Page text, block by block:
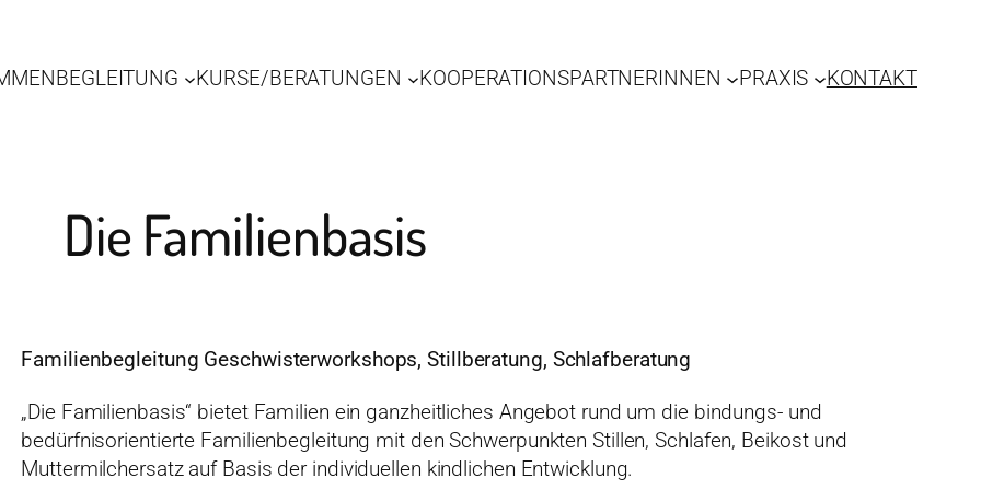
KURSE/BERATUNGEN KOOPERATIONSPARTNERINNEN PRAXIS KONTAKT
Die Familienbasis
Familienbegleitung Geschwisterworkshops, Stillberatung, Schlafberatung
„Die Familienbasis“ bietet Familien ein ganzheitliches Angebot rund um die bindungs- und
bedürfnisorientierte Familienbegleitung mit den Schwerpunkten Stillen, Schlafen, Beikost und
Muttermilchersatz auf Basis der individuellen kindlichen Entwicklung.